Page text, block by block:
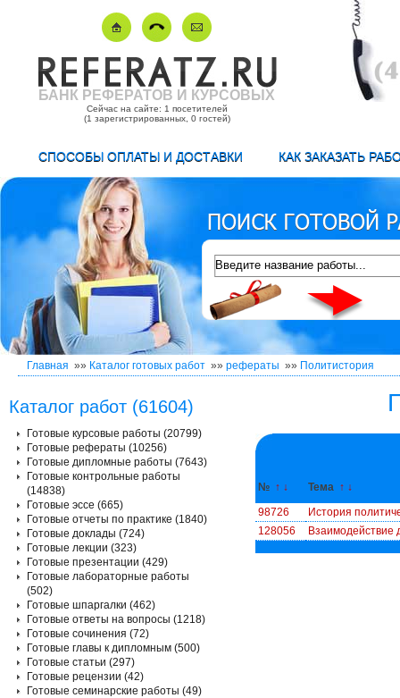
БАНК РЕФЕРАТОВ И КУРСОВЫХ
Сейчас на сайте: 1 посетителей
(1 зарегистрированных, 0 гостей)
СПОСОБЫ ОПЛАТЫ И ДОСТАВКИ КАК ЗАКАЗАТЬ
Главная »» Каталог готовых работ »» рефераты »» Политистория
№ ↑ ↓ Тема ↑ ↓
98726
История
128056
Взаимодействие
Каталог работ (61604)
Готовые курсовые работы (20799)
Готовые рефераты (10256)
Готовые дипломные работы (7643)
Готовые контрольные работы
(14838)
Готовые эссе (665)
Готовые отчеты по практике (1840)
Готовые доклады (724)
Готовые лекции (323)
Готовые презентации (429)
Готовые лабораторные работы
(502)
Готовые шпаргалки (462)
Готовые ответы на вопросы (1218)
Готовые сочинения (72)
Готовые главы к дипломным (500)
Готовые статьи (297)
Готовые рецензии (42)
Готовые семинарские работы (49)